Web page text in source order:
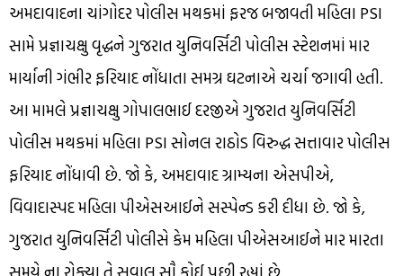
અમદાવાદના ચાંગોદર પોલીસ મથકમાં ફરજ બજાવતી મહિલા PSI
સામે પ્રજ્ઞાચક્ષુ વૃદ્ધને ગુજરાત યુનિવર્સિટી પોલીસ સ્ટેશનમાં માર
માર્યાની ગંભીર ફરિયાદ નોંધાતા સમગ્ર ઘટનાએ ચર્ચા જગાવી હતી.
આ મામલે પ્રજ્ઞાચક્ષુ ગોપાલભાઈ દરજીએ ગુજરાત યુનિવર્સિટી
પોલીસ મથકમાં મહિલા PSI સોનલ રાઠોડ વિરુદ્ધ સત્તાવાર પોલીસ
ફરિયાદ નોંધાવી છે. જો કે, અમદાવાદ ગ્રામ્યના એસપીએ,
વિવાદાસ્પદ મહિલા પીએસઆઈને સસ્પેન્ડ કરી દીધા છે. જો કે,
ગુજરાત યુનિવર્સિટી પોલીસે કેમ મહિલા પીએસઆઈને માર મારતા